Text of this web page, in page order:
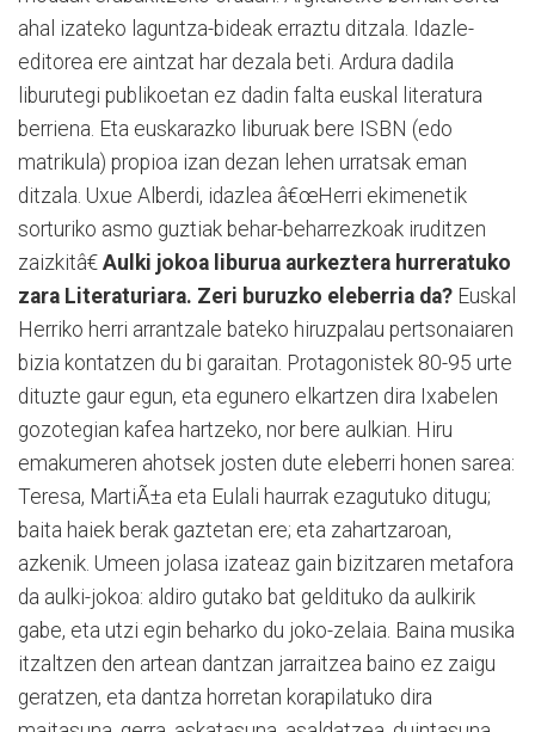
ahal izateko laguntza-bideak erraztu ditzala. Idazle-
editorea ere aintzat har dezala beti. Ardura dadila
liburutegi publikoetan ez dadin falta euskal literatura
berriena. Eta euskarazko liburuak bere ISBN (edo
matrikula) propioa izan dezan lehen urratsak eman
ditzala. Uxue Alberdi, idazlea â€œHerri ekimenetik
sorturiko asmo guztiak behar-beharrezkoak iruditzen
zaizkitâ€ Aulki jokoa liburua aurkeztera hurreratuko
zara Literaturiara. Zeri buruzko eleberria da? Euskal
Herriko herri arrantzale bateko hiruzpalau pertsonaiaren
bizia kontatzen du bi garaitan. Protagonistek 80-95 urte
dituzte gaur egun, eta egunero elkartzen dira Ixabelen
gozotegian kafea hartzeko, nor bere aulkian. Hiru
emakumeren ahotsek josten dute eleberri honen sarea:
Teresa, MartiÃ±a eta Eulali haurrak ezagutuko ditugu;
baita haiek berak gaztetan ere; eta zahartzaroan,
azkenik. Umeen jolasa izateaz gain bizitzaren metafora
da aulki-jokoa: aldiro gutako bat geldituko da aulkirik
gabe, eta utzi egin beharko du joko-zelaia. Baina musika
itzaltzen den artean dantzan jarraitzea baino ez zaigu
geratzen, eta dantza horretan korapilatuko dira